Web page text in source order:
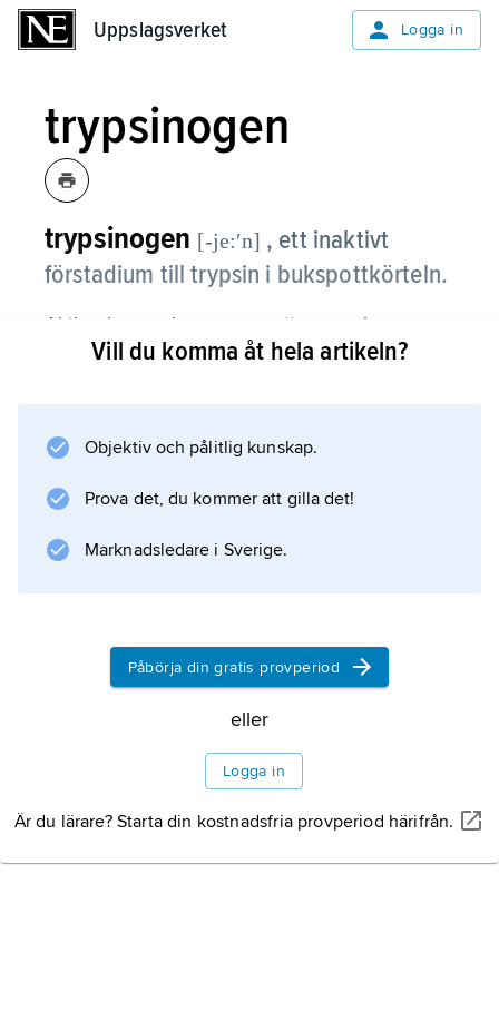
Uppslagsverket Logga in
trypsinogen
trypsinogen [-je:ʹn] , ett inaktivt
förstadium till trypsin i bukspottkörteln.
Aktiveringen sker genom att sex aminosyror
avklyvs. Denna klyvning katalyseras av
också aktiveras av trypsinet självt.
Information om artikeln
Vill du komma åt hela artikeln?
Objektiv och pålitlig kunskap.
Prova det, du kommer att gilla det!
Marknadsledare i Sverige.
Påbörja din gratis provperiod
eller
Logga in
Är du lärare? Starta din kostnadsfria provperiod härifrån.